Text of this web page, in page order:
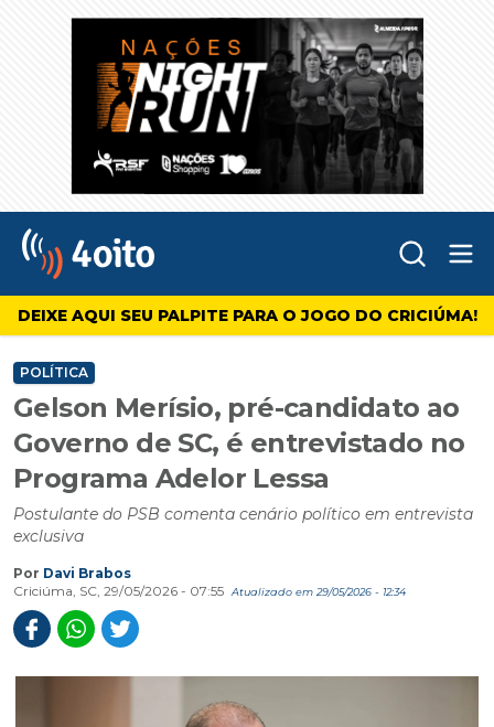
4oito
DEIXE AQUI SEU PALPITE PARA O JOGO DO CRICIÚMA!
POLÍTICA
Gelson Merísio, pré-candidato ao
Governo de SC, é entrevistado no
Programa Adelor Lessa
Postulante do PSB comenta cenário político em entrevista
exclusiva
Por Davi Brabos
Criciúma, SC, 29/05/2026 - 07:55
Atualizado em 29/05/2026 - 12:34